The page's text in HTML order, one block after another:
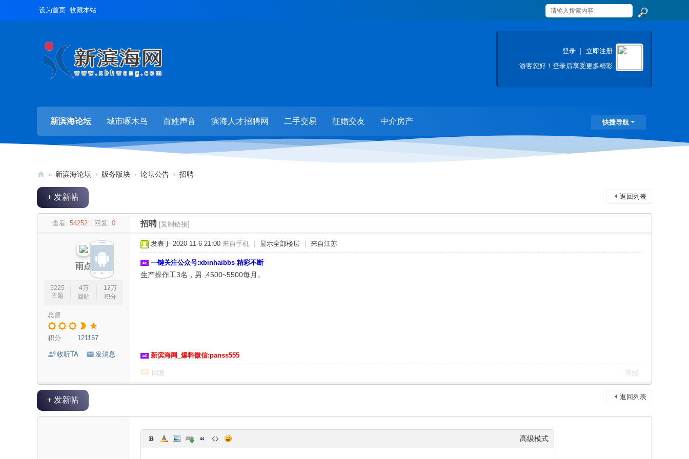
设为首页 收藏本站
索
登录
立即注册
游客您好！登录后享受更多精彩
快捷导航
新滨海论坛 城市啄木鸟 百姓声音 滨海人才招聘网 二手交易 征婚交友 中介房产
新
滨
新
闻
|
» 新滨海论坛 › 版务版块 › 论坛公告 › 招聘
返回列表
+ 发新帖
查看: 54252 回复: 0 招聘 [复制链接]
雨点
5225
主题
4万
回帖
12万
积分
总督
积分 121157
收听TA 发消息
发表于 2020-11-6 21:00 来自手机 显示全部楼层 来自江苏
一键关注公众号:xbinhaibbs 精彩不断
生产操作工3名，男 ,4500~5500每月。
新滨海网_爆料微信:panss555
回复 举报
返回列表
+ 发新帖
高级模式